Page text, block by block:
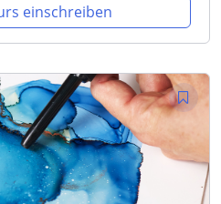
einschreiben